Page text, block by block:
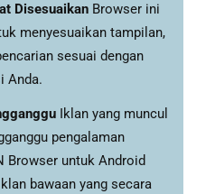
Disesuaikan Browser ini
menyesuaikan tampilan,
sesuai dengan
Anda.
Iklan yang muncul
pengalaman
Browser untuk Android
bawaan yang secara